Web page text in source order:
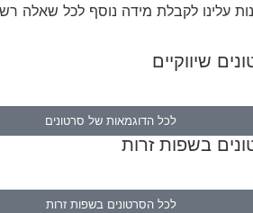
עלינו לקבלת מידה נוסף לכל שאלה
שיווקיים
לכל הדוגמאות של סרטונים
בשפות זרות
לכל הסרטונים בשפות זרות